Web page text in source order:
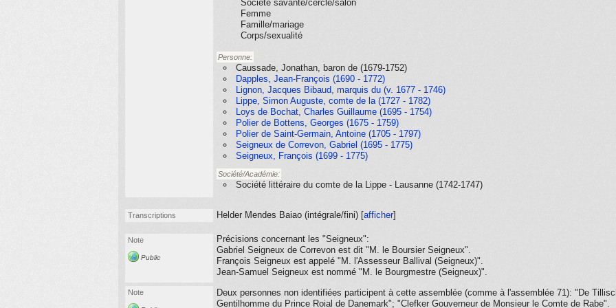
Société savante/cercle/salon
Femme
Famille/mariage
Corps/sexualité
Personne:
Caussade, Jonathan, baron de (1679-1752)
Dapples, Jean-François (1690 - 1772)
Lignon, Jacques Bibaud, marquis du (v. 1677 - 1746)
Lippe, Simon Auguste, comte de la (1727 - 1782)
Loys de Bochat, Charles Guillaume (1695 - 1754)
Polier de Bottens, Georges (1675 - 1759)
Polier de Saint-Germain, Antoine (1705 - 1797)
Seigneux de Correvon, Gabriel (1695 - 1775)
Seigneux, François (1699 - 1775)
Société/Académie:
Société littéraire du comte de la Lippe - Lausanne (1742-1747)
Transcriptions Helder Mendes Baiao (intégrale/fini) [afficher]
Note
Public
Précisions concernant les "Seigneux":
Gabriel Seigneux de Correvon est dit "M. le Boursier Seigneux".
François Seigneux est appelé "M. l'Assesseur Ballival (Seigneux)".
Jean-Samuel Seigneux est nommé "M. le Bourgmestre (Seigneux)".
Note
Deux personnes non identifiées participent à cette assemblée (comme à l'assemblée 71): "De
Gentilhomme du Prince Roial de Danemark"; "Clefker Gouverneur de Monsieur le Comte de Rabe".